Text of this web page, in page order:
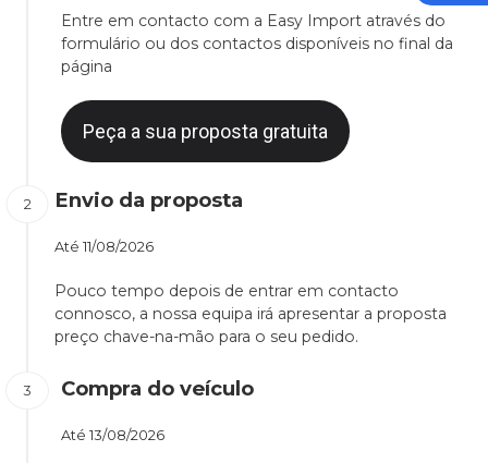
Entre em contacto com a Easy Import através do
formulário ou dos contactos disponíveis no final da
página
Peça a sua proposta gratuita
Envio da proposta
Até 11/08/2026
Pouco tempo depois de entrar em contacto
connosco, a nossa equipa irá apresentar a proposta
preço chave-na-mão para o seu pedido.
Compra do veículo
Até 13/08/2026